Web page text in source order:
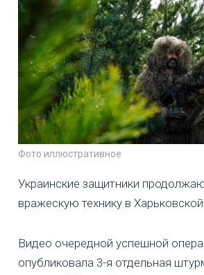
Фото иллюстративное
Украинские защитники
вражескую технику в
Видео очередной успешной
опубликовала 3-я отдельная